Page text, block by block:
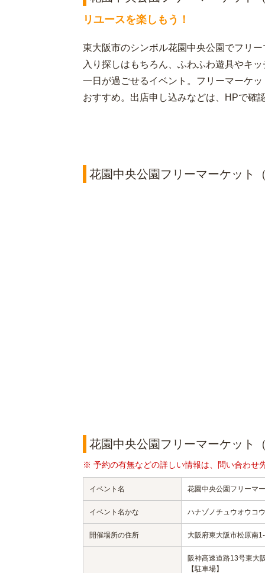
リユースを楽しもう！
東大阪市のシンボル花園中央公園でフリ
入り探しはもちろん、ふわふわ遊具やキ
一日が過ごせるイベント。フリーマーケ
おすすめ。出店申し込みなどは、HPで確認
花園中央公園フリーマーケット
花園中央公園フリーマーケット
※ 予約の有無などの詳しい情報は、問い合わせ
イベント名 花園中央公園フリーマ
イベント名かな ハナゾノチュウオウコ
開催場所の住所 大阪府東大阪市松原南
阪神高速道路13号東大
【駐車場】